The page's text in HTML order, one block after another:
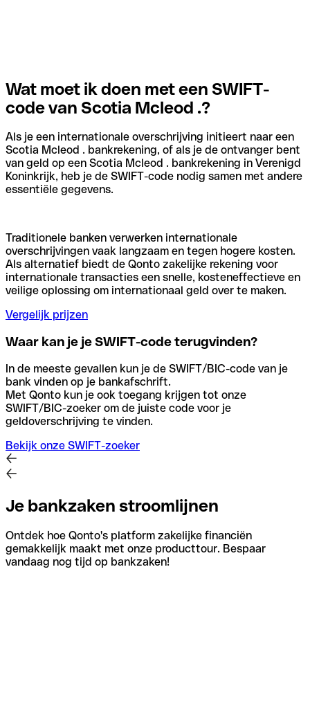
Wat moet ik doen met een SWIFT-
code van Scotia Mcleod .?
Als je een internationale overschrijving initieert naar een
Scotia Mcleod . bankrekening, of als je de ontvanger bent
van geld op een Scotia Mcleod . bankrekening in Verenigd
Koninkrijk, heb je de SWIFT-code nodig samen met andere
essentiële gegevens.
Traditionele banken verwerken internationale
overschrijvingen vaak langzaam en tegen hogere kosten.
Als alternatief biedt de Qonto zakelijke rekening voor
internationale transacties een snelle, kosteneffectieve en
veilige oplossing om internationaal geld over te maken.
Vergelijk prijzen
Waar kan je je SWIFT-code terugvinden?
In de meeste gevallen kun je de SWIFT/BIC-code van je
bank vinden op je bankafschrift.
Met Qonto kun je ook toegang krijgen tot onze
SWIFT/BIC-zoeker om de juiste code voor je
geldoverschrijving te vinden.
Bekijk onze SWIFT-zoeker
Je bankzaken stroomlijnen
Ontdek hoe Qonto's platform zakelijke financiën
gemakkelijk maakt met onze producttour. Bespaar
vandaag nog tijd op bankzaken!